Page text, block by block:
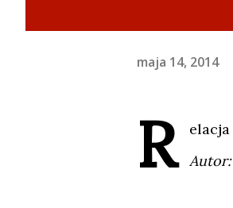
maja 14, 2014
R elacja
Autor: